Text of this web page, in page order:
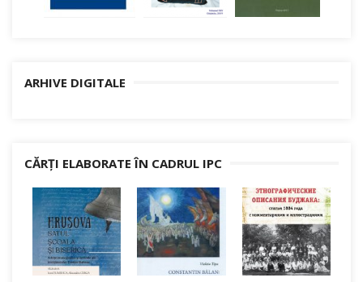
ARHIVE DIGITALE
CĂRȚI ELABORATE ÎN CADRUL IPC